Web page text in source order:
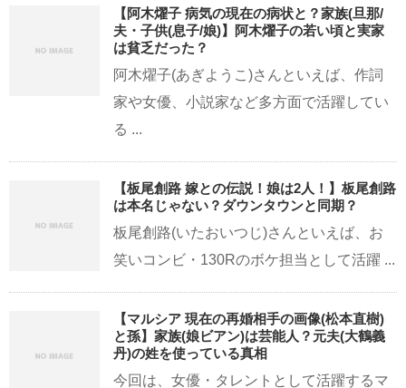
【阿木燿子 病気の現在の病状と？家族(旦那/
夫・子供(息子/娘)】阿木燿子の若い頃と実家
は貧乏だった？
阿木燿子(あぎようこ)さんといえば、作詞
家や女優、小説家など多方面で活躍してい
る ...
【板尾創路 嫁との伝説！娘は2人！】板尾創路
は本名じゃない？ダウンタウンと同期？
板尾創路(いたおいつじ)さんといえば、お
笑いコンビ・130Rのボケ担当として活躍 ...
【マルシア 現在の再婚相手の画像(松本直樹)
と孫】家族(娘ビアン)は芸能人？元夫(大鶴義
丹)の姓を使っている真相
今回は、女優・タレントとして活躍するマ